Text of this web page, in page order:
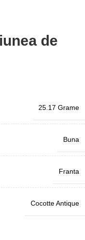
de
25.17 Grame
Buna
Franta
Cocotte Antique